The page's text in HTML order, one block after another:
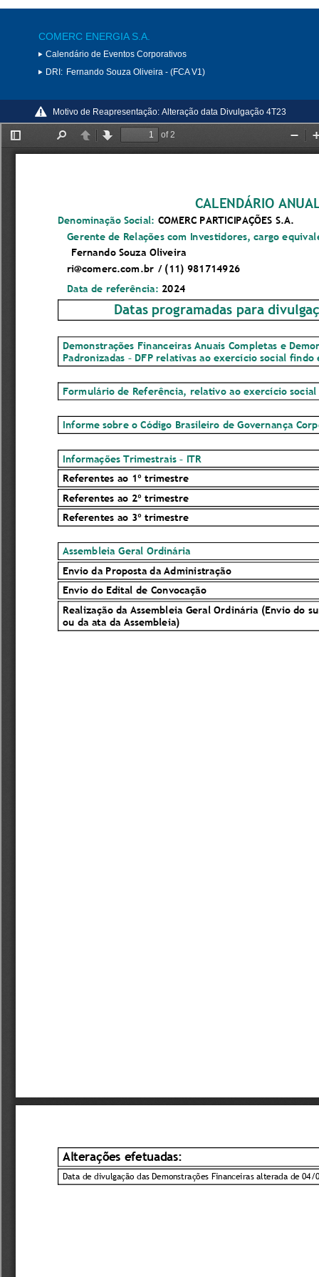
COMERC ENERGIA S.A.
Calendário de Eventos Corporativos
DRI: Fernando Souza Oliveira - (FCA V1)
Motivo de Reapresentação: Alteração data Divulgação 4T23